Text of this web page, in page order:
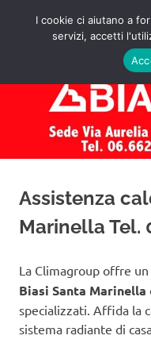
Assistenza
Caldaie
Biasi
Roma
Preventivo!
Assistenza
Marinella Tel.
La Climagroup offre
Biasi Santa Marinella
specializzati. Affida la
sistema radiante di
I cookie ci aiutano a
servizi, accetti